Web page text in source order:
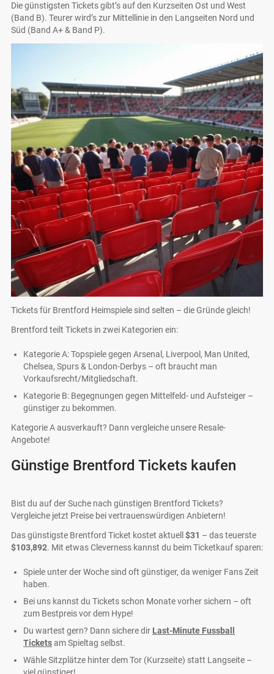
Die günstigsten Tickets gibt’s auf den Kurzseiten Ost und West
(Band B). Teurer wird’s zur Mittellinie in den Langseiten Nord und
Süd (Band A+ & Band P).
Tickets für Brentford Heimspiele sind selten – die Gründe gleich!
Brentford teilt Tickets in zwei Kategorien ein:
Kategorie A: Topspiele gegen Arsenal, Liverpool, Man United,
Chelsea, Spurs & London-Derbys – oft braucht man
Vorkaufsrecht/Mitgliedschaft.
Kategorie B: Begegnungen gegen Mittelfeld- und Aufsteiger –
günstiger zu bekommen.
Kategorie A ausverkauft? Dann vergleiche unsere Resale-
Angebote!
Günstige Brentford Tickets kaufen
Bist du auf der Suche nach günstigen Brentford Tickets?
Vergleiche jetzt Preise bei vertrauenswürdigen Anbietern!
Das günstigste Brentford Ticket kostet aktuell $31 – das teuerste
$103,892. Mit etwas Cleverness kannst du beim Ticketkauf sparen:
Spiele unter der Woche sind oft günstiger, da weniger Fans Zeit
haben.
Bei uns kannst du Tickets schon Monate vorher sichern – oft
zum Bestpreis vor dem Hype!
Du wartest gern? Dann sichere dir Last-Minute Fussball
Ticketsam Spieltag selbst.
Wähle Sitzplätze hinter dem Tor (Kurzseite) statt Langseite –